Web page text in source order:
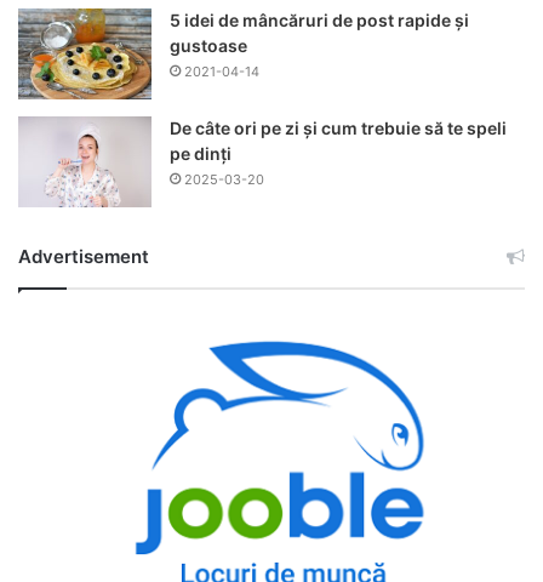
5 idei de mâncăruri de post rapide și
gustoase
2021-04-14
De câte ori pe zi și cum trebuie să te speli
pe dinți
2025-03-20
Advertisement